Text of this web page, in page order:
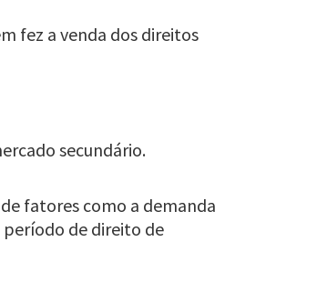
fez a venda dos direitos
secundário.
fatores como a demanda
período de direito de